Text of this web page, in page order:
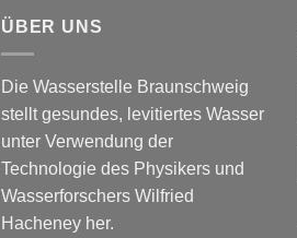
ÜBER UNS
Die Wasserstelle Braunschweig
stellt gesundes, levitiertes Wasser
unter Verwendung der
Technologie des Physikers und
Wasserforschers Wilfried
Hacheney her.